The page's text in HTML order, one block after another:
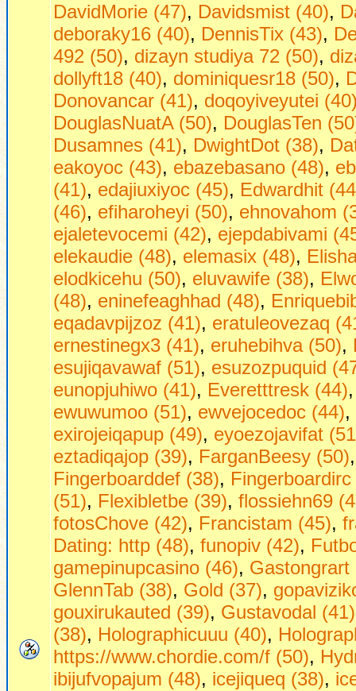
DavidMorie (47), Davidsmist (40),
deboraky16 (40), DennisTix (43),
492 (50), dizayn studiya 72 (50),
dollyft18 (40), dominiquesr18 (50),
Donovancar (41), doqoyiveyutei
DouglasNuatA (50), DouglasTen
Dusamnes (41), DwightDot (38),
eakoyoc (43), ebazebasano (48),
(41), edajiuxiyoc (45), Edwardhit
(46), efiharoheyi (50), ehnovahom
ejaletevocemi (42), ejepdabivami
elekaudie (48), elemasix (48),
elodkicehu (50), eluvawife (38),
(48), eninefeaghhad (48),
eqadavpijzoz (41), eratuleovezaq
ernestinegx3 (41), eruhebihva (50),
esujiqavawaf (51), esuzozpuquid
eunopjuhiwo (41), Everetttresk (44)
ewuwumoo (51), ewvejocedoc (44),
exirojeiqapup (49), eyoezojavifat
eztadiqajop (39), FarganBeesy (50)
Fingerboarddef (38),
(51), Flexibletbe (39), flossiehn69
fotosChove (42), Francistam (45),
Dаting: http (48), funopiv (42),
gamepinupcasino (46), Gastongrart
GlennTab (38), Gold (37),
gouxirukauted (39), Gustavodal (41)
(38), Holographicuuu (40),
https://www.chordie.com/f (50),
ibijufvopajum (48), icejiqueq (38),